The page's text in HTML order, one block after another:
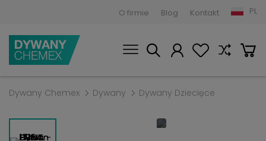
O firmie Blog Kontakt PL
Dywany Chemex Dywany Dywany Dziecięce